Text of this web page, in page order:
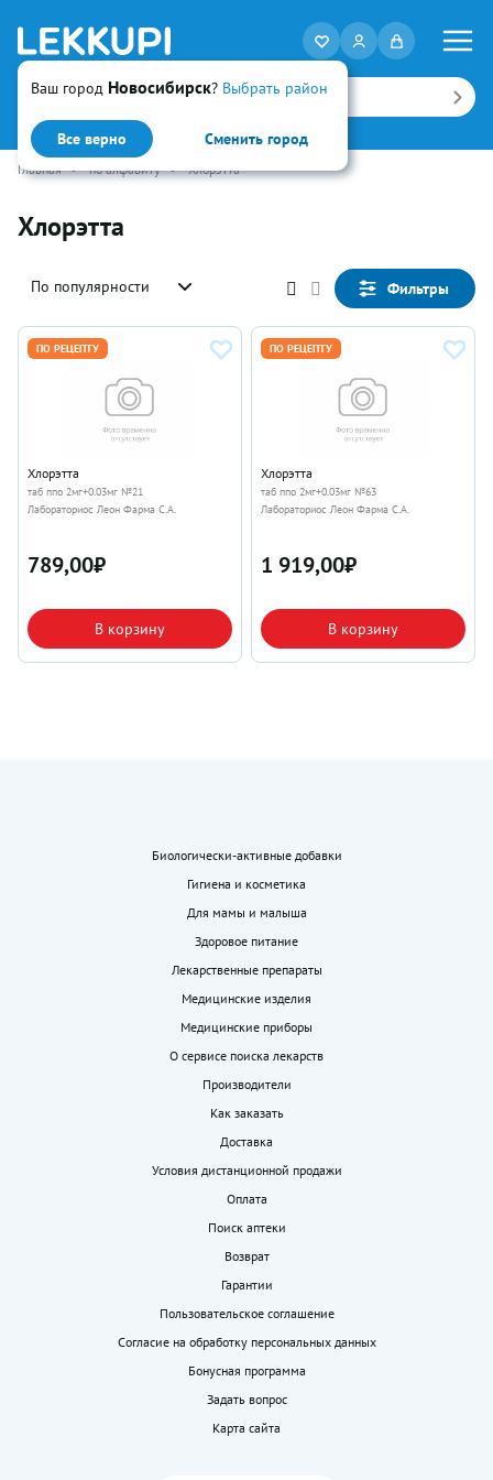
Ваш город Новосибирск? Выбрать район
Все верно Сменить город
Искать
Главная • по алфавиту • Хлорэтта
Хлорэтта
По популярности Фильтры
ПО РЕЦЕПТУ
Хлорэтта
таб ппо 2мг+0.03мг №21
Лабораториос Леон Фарма С.А.
789,00₽
В корзину
ПО РЕЦЕПТУ
Хлорэтта
таб ппо 2мг+0.03мг №63
Лабораториос Леон Фарма С.А.
1 919,00₽
В корзину
Биологически-активные добавки
Гигиена и косметика
Для мамы и малыша
Здоровое питание
Лекарственные препараты
Медицинские изделия
Медицинские приборы
О сервисе поиска лекарств
Производители
Как заказать
Доставка
Условия дистанционной продажи
Оплата
Поиск аптеки
Возврат
Гарантии
Пользовательское соглашение
Согласие на обработку персональных данных
Бонусная программа
Задать вопрос
Карта сайта